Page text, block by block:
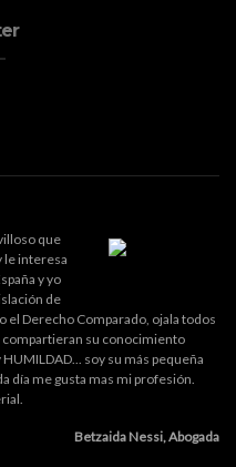
que
le interesa
y yo
de
el Derecho Comparado, ojala todos
compartieran su conocimiento
soy su más pequeña
día me gusta mas mi profesión.
Betzaida Nessi, Abogada